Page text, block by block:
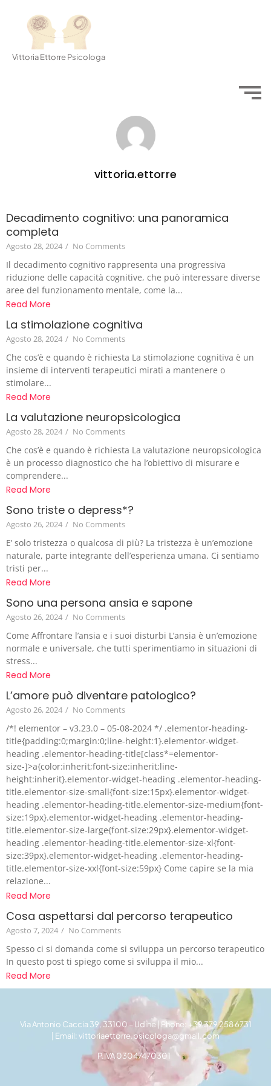
Vittoria Ettorre Psicologa
vittoria.ettorre
Decadimento cognitivo: una panoramica
completa
Agosto 28, 2024 / No Comments
Il decadimento cognitivo rappresenta una progressiva
riduzione delle capacità cognitive, che può interessare diverse
aree del funzionamento mentale, come la...
Read More
La stimolazione cognitiva
Agosto 28, 2024 / No Comments
Che cos’è e quando è richiesta La stimolazione cognitiva è un
insieme di interventi terapeutici mirati a mantenere o
stimolare...
Read More
La valutazione neuropsicologica
Agosto 28, 2024 / No Comments
Che cos’è e quando è richiesta La valutazione neuropsicologica
è un processo diagnostico che ha l’obiettivo di misurare e
comprendere...
Read More
Sono triste o depress*?
Agosto 26, 2024 / No Comments
E’ solo tristezza o qualcosa di più? La tristezza è un’emozione
naturale, parte integrante dell’esperienza umana. Ci sentiamo
tristi per...
Read More
Sono una persona ansia e sapone
Agosto 26, 2024 / No Comments
Come Affrontare l’ansia e i suoi disturbi L’ansia è un’emozione
normale e universale, che tutti sperimentiamo in situazioni di
stress...
Read More
L’amore può diventare patologico?
Agosto 26, 2024 / No Comments
/*! elementor – v3.23.0 – 05-08-2024 */ .elementor-heading-
title{padding:0;margin:0;line-height:1}.elementor-widget-
heading .elementor-heading-title[class*=elementor-
size-]>a{color:inherit;font-size:inherit;line-
height:inherit}.elementor-widget-heading .elementor-heading-
title.elementor-size-small{font-size:15px}.elementor-widget-
heading .elementor-heading-title.elementor-size-medium{font-
size:19px}.elementor-widget-heading .elementor-heading-
title.elementor-size-large{font-size:29px}.elementor-widget-
heading .elementor-heading-title.elementor-size-xl{font-
size:39px}.elementor-widget-heading .elementor-heading-
title.elementor-size-xxl{font-size:59px} Come capire se la mia
relazione...
Read More
Cosa aspettarsi dal percorso terapeutico
Agosto 7, 2024 / No Comments
Spesso ci si domanda come si sviluppa un percorso terapeutico
In questo post ti spiego come si sviluppa il mio...
Read More
Via Antonio Caccia 39, 33100 – Udine | Phone: +39 379 258 6731
| Email: vittoriaettorre.psicologa@gmail.com
P.IVA 03047470301